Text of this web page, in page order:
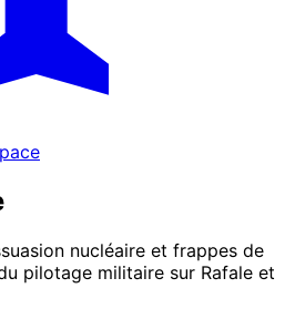
nucléaire et frappes de
pilotage militaire sur Rafale et